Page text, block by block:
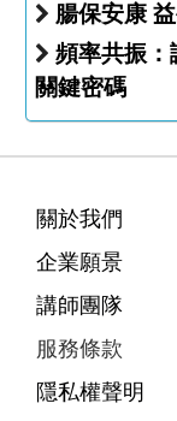
腸
頻率共振：
關鍵密碼
關於我們
企業願景
講師團隊
服務條款
隱私權聲明